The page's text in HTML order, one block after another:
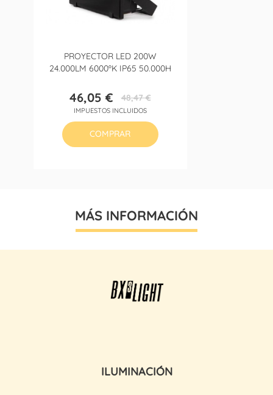
PROYECTOR LED 200W
24.000LM 6000ºK IP65 50.000H
Precio
46,05 €Precio
base
48,47 €
IMPUESTOS INCLUIDOS
COMPRAR
MÁS INFORMACIÓN
ILUMINACIÓN